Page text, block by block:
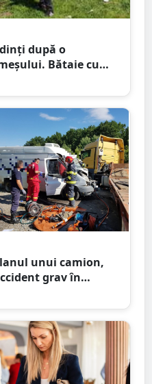
după o
Bătaie cu
unui camion,
grav în
despăgubită cu